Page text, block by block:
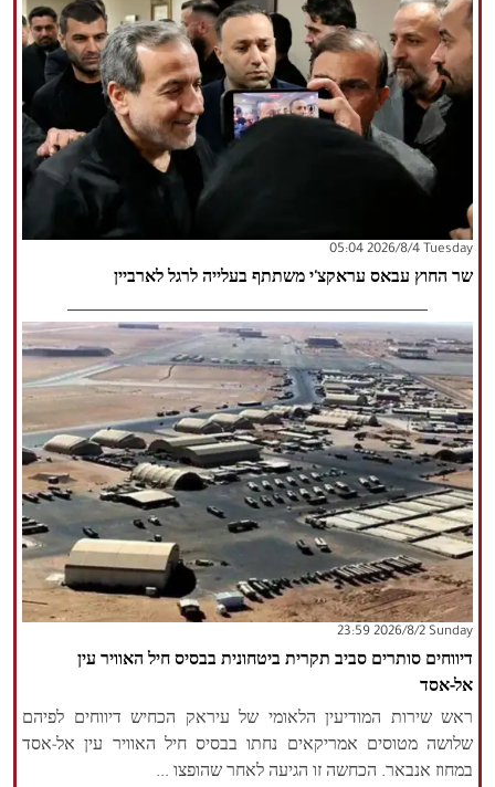
‫‫Tuesday‬‬ 2026/8/4 05:04
שר החוץ עבאס עראקצ'י משתתף בעלייה לרגל לארביין
‫‫Sunday‬‬ 2026/8/2 23:59
דיווחים סותרים סביב תקרית ביטחונית בבסיס חיל האוויר עין
אל-אסד
ראש שירות המודיעין הלאומי של עיראק הכחיש דיווחים לפיהם
שלושה מטוסים אמריקאים נחתו בבסיס חיל האוויר עין אל-אסד
במחוז אנבאר. הכחשה זו הגיעה לאחר שהופצו ...